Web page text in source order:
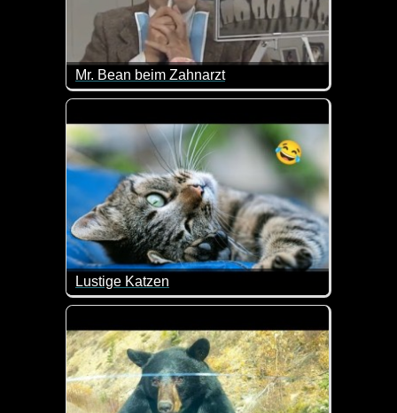
Mr. Bean beim Zahnarzt
Das ganze Verhalten beim Zahnarzt ist mal
Lustige Katzen
Die Fellnasen machen mal wieder Quatsch und